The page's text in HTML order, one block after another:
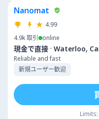
Nanomat
4.99
4.9k取引 online
現金で直接 · Waterloo,
Reliable and fast
新規ユーザー歓迎
Limits: